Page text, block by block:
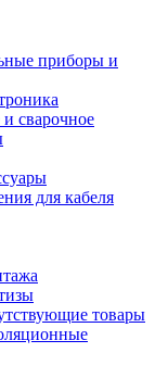
приборы и
сварочное
для кабеля
товары